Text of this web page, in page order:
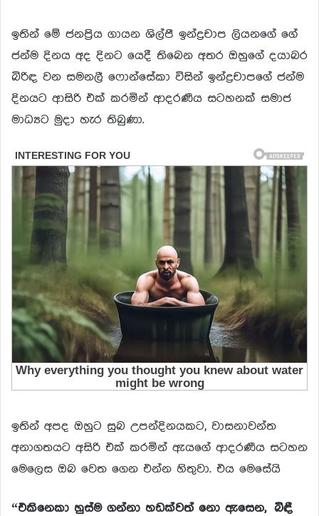
ඉතින් මේ ජනප්‍රිය ගායන ශිල්පී ඉන්ද්‍රචාප ලියනගේ ගේ
ජන්ම දිනය අද දිනට යෙදී තිබෙන අතර ඔහුගේ දයාබර
බිරිඳ වන සමනලී ෆොන්සේකා විසින් ඉන්ද්‍රචාපගේ ජන්ම
දිනයට ආසිරි එක් කරමින් ආදරණීය සටහනක් සමාජ
මාධ්‍යට මුදා හැර තිබුණා.
ඉතින් අපද ඔහුට සුබ උපන්දිනයකට, වාසනාවන්ත
අනාගතයට අසිරි එක් කරමින් ඇයගේ ආදරණීය සටහන
මෙලෙස ඔබ වෙත ගෙන එන්න හිතුවා. එය මෙසේයි
“එකිනෙකා හුස්ම ගන්නා හඩක්වත් නො ඇසෙන, බිඳී